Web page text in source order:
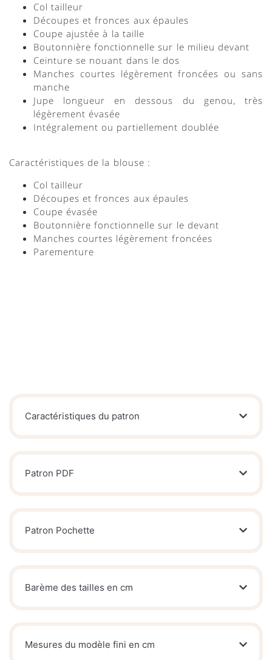
Col tailleur
Découpes et fronces aux épaules
Coupe ajustée à la taille
Boutonnière fonctionnelle sur le milieu devant
Ceinture se nouant dans le dos
Manches courtes légèrement froncées ou sans
manche
Jupe longueur en dessous du genou, très
légèrement évasée
Intégralement ou partiellement doublée
Caractéristiques de la blouse :
Col tailleur
Découpes et fronces aux épaules
Coupe évasée
Boutonnière fonctionnelle sur le devant
Manches courtes légèrement froncées
Parementure
Caractéristiques du patron
Patron PDF
Patron Pochette
Barème des tailles en cm
Mesures du modèle fini en cm